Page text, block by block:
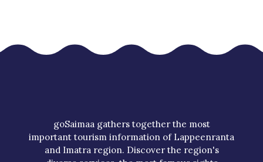
goSaimaa gathers together the most
important tourism information of Lappeenranta
and Imatra region. Discover the region's